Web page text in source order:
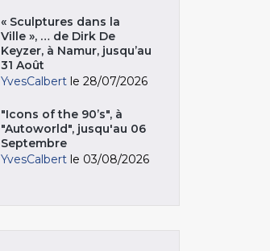
« Sculptures dans la
Ville », … de Dirk De
Keyzer, à Namur, jusqu’au
31 Août
YvesCalbert le 28/07/2026
"Icons of the 90’s", à
"Autoworld", jusqu'au 06
Septembre
YvesCalbert le 03/08/2026